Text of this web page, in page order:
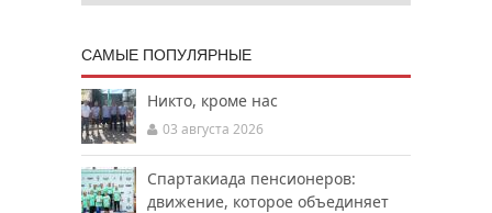
САМЫЕ ПОПУЛЯРНЫЕ
Никто, кроме нас
03 августа 2026
Спартакиада пенсионеров:
движение, которое объединяет